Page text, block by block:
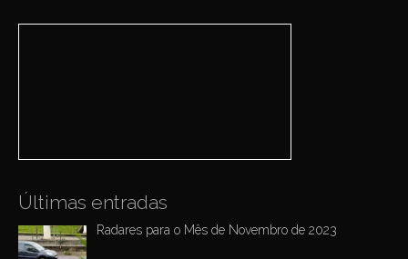
Últimas entradas
Radares para o Mês de Novembro de 2023